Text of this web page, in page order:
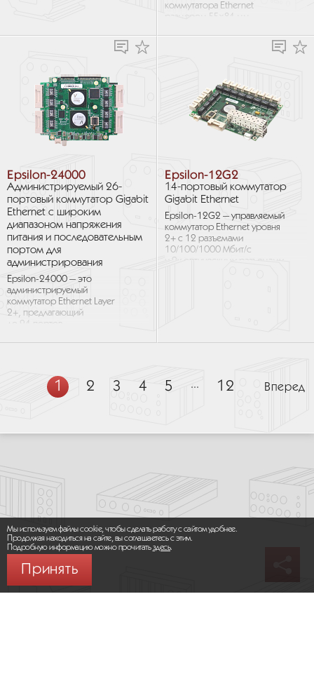
коммутатора Ethernet
размером 55×84 мм
10/100/1000 Мб/с для витой
пары и 4 портами 10 Гб/с...
Epsilon-24000
Администрируемый 26-
портовый коммутатор Gigabit
Ethernet с широким
диапазоном напряжения
питания и последовательным
портом для
администрирования
Epsilon-24000 — это
администрируемый
коммутатор Ethernet Layer
2+, предлагающий
до 24 портов
Epsilon-12G2
14-портовый коммутатор
Gigabit Ethernet
Epsilon-12G2 — управляемый
коммутатор Ethernet уровня
2+ с 12 разъемами
10/100/1000 Mбит/с
и 2x оптическими разъемами
1 2 3 4 5 ... 12 Вперед
Мы используем файлы cookie, чтобы сделать работу с сайтом удобнее.
Продолжая находиться на сайте, вы соглашаетесь с этим.
Подробную информацию можно прочитатьздесь.
Принять